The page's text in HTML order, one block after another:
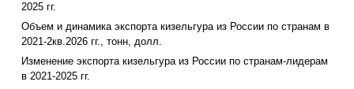
2025 гг.
Объем и динамика экспорта кизельгура из России по странам в
2021-2кв.2026 гг., тонн, долл.
Изменение экспорта кизельгура из России по странам-лидерам
в 2021-2025 гг.